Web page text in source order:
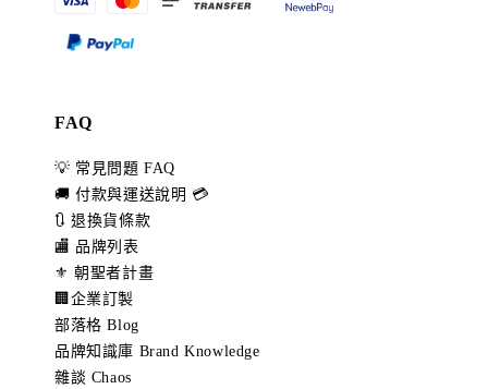
FAQ
💡 常見問題 FAQ
🚚 付款與運送說明 💳
🔃 退換貨條款
🏬 品牌列表
⚜️ 朝聖者計畫
🏢企業訂製
部落格 Blog
品牌知識庫 Brand Knowledge
雜談 Chaos